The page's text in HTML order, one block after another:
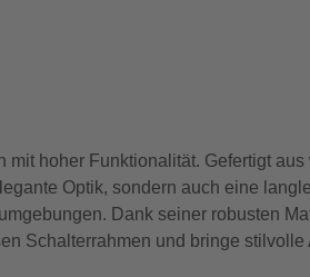
hoher Funktionalität. Gefertigt
Optik, sondern auch eine
Dank seiner robusten
Schalterrahmen und bringe